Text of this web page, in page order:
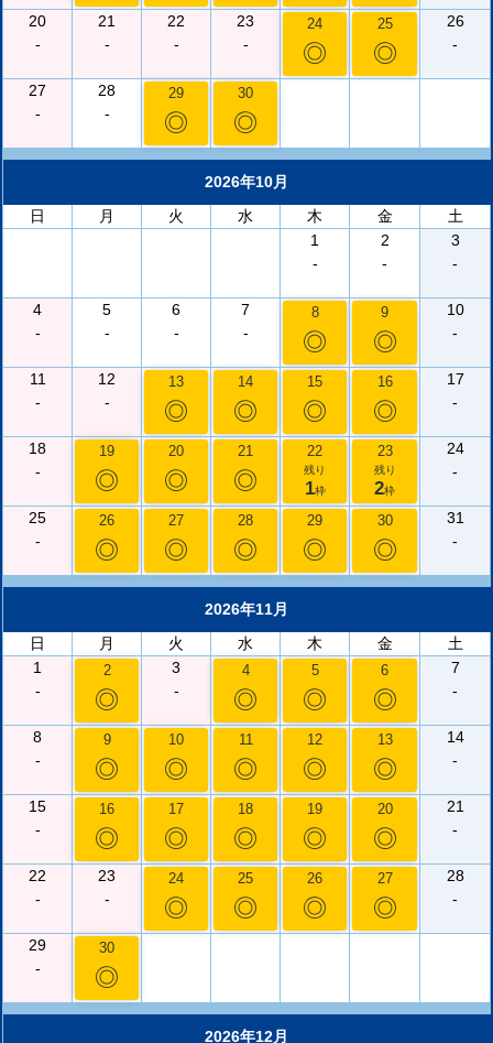
20
-
21
-
22
-
23
-
24
◎
25
◎
26
-
27
-
28
-
29
◎
30
◎
2026年10月
日
月 火 水 木 金
土
1
-
2
-
3
-
4
-
5
-
6
-
7
-
8
◎
9
◎
10
-
11
-
12
-
13
◎
14
◎
15
◎
16
◎
17
-
18
-
19
◎
20
◎
21
◎
22
残り
1枠
23
残り
2枠
24
-
25
-
26
◎
27
◎
28
◎
29
◎
30
◎
31
-
2026年11月
日
月 火 水 木 金
土
1
-
2
◎
3
-
4
◎
5
◎
6
◎
7
-
8
-
9
◎
10
◎
11
◎
12
◎
13
◎
14
-
15
-
16
◎
17
◎
18
◎
19
◎
20
◎
21
-
22
-
23
-
24
◎
25
◎
26
◎
27
◎
28
-
29
-
30
◎
2026年12月